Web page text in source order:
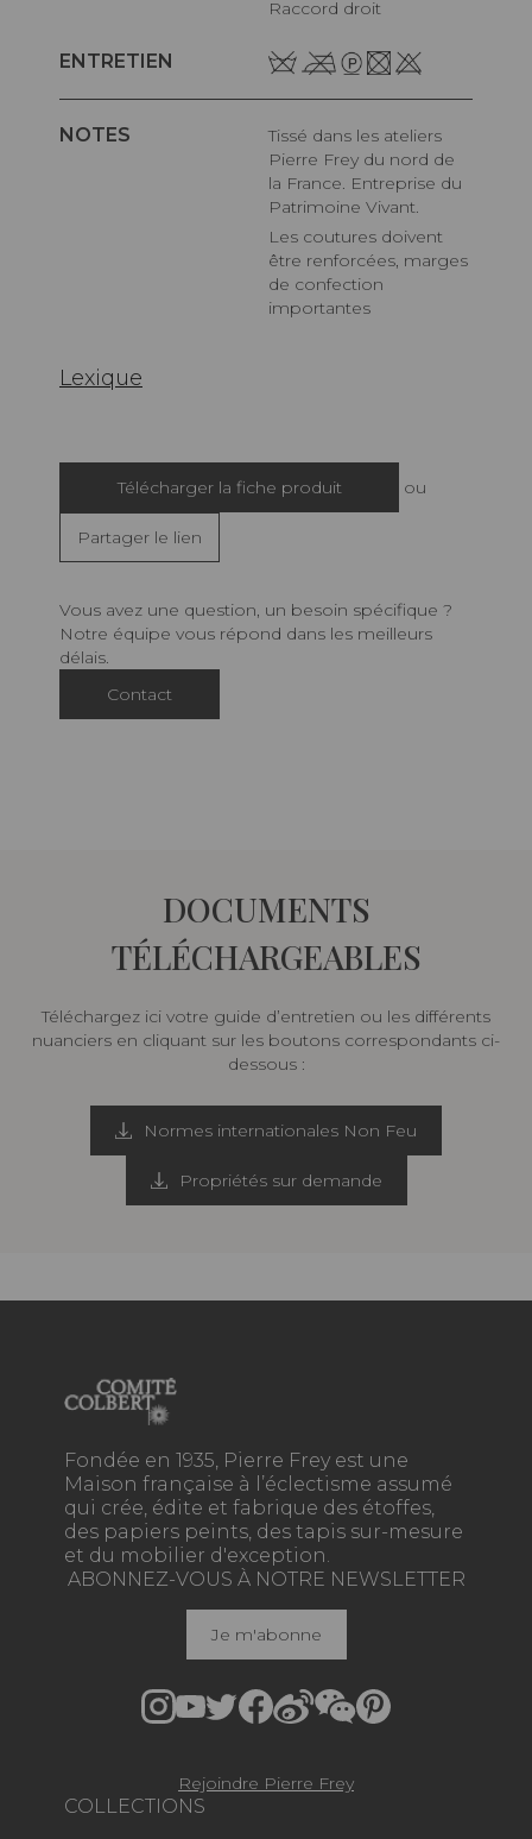
Raccord droit
ENTRETIEN
NOTES
Tissé dans les ateliers
Pierre Frey du nord de
la France. Entreprise du
Patrimoine Vivant.
Les coutures doivent
être renforcées, marges
de confection
importantes
Lexique
Télécharger la fiche produit ou
Partager le lien
Vous avez une question, un besoin spécifique ?
Notre équipe vous répond dans les meilleurs
délais.
Contact
DOCUMENTS
TÉLÉCHARGEABLES
Téléchargez ici votre guide d’entretien ou les différents
nuanciers en cliquant sur les boutons correspondants ci-
dessous :
Normes internationales Non Feu
Propriétés sur demande
Fondée en 1935, Pierre Frey est une
Maison française à l’éclectisme assumé
qui crée, édite et fabrique des étoffes,
des papiers peints, des tapis sur-mesure
et du mobilier d'exception.
COLLECTIONS
ABONNEZ-VOUS À NOTRE NEWSLETTER
Je m'abonne
Rejoindre Pierre Frey